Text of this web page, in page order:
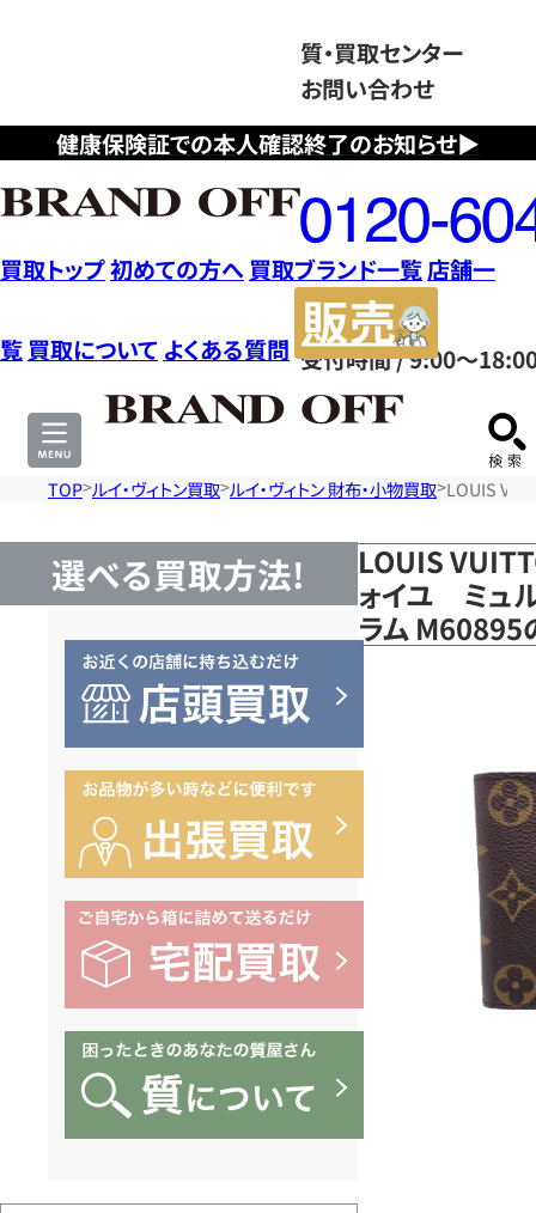
健康保険証での本人確認終了のお知らせ▶
質・買取センター
お問い合わせ
フ
リ
ー
ダ
イ
ヤ
ル
0120604117
受付時間 / 9:00～
買取トップ初めての方へ 買取ブランド一覧店舗一
覧 買取について よくある質問
サ
TOP ルイ・ヴィトン買取 ルイ・ヴィトン 財布・小物買取 LOUIS
選べる買取方法!
LOUIS
ォイユ ミュ
ラム